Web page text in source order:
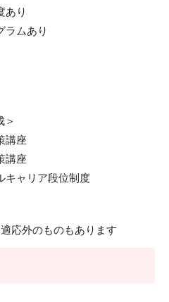
あり
ムあり
＞
講座
講座
ャリア段位制度
応外のものもあります